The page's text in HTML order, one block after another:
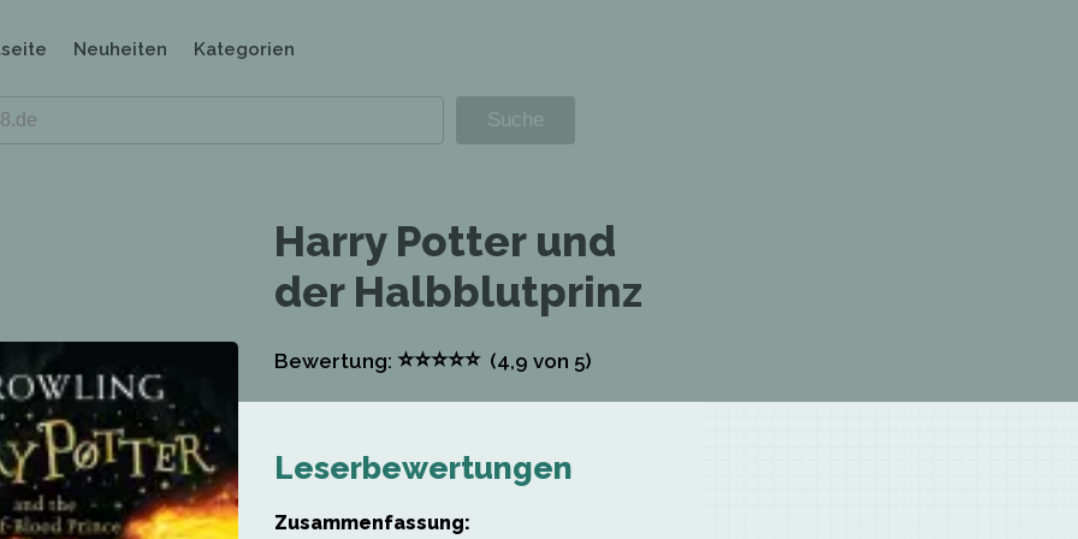
Neuheiten Kategorien
Harry Potter und
der Halbblutprinz
Bewertung: ⭐⭐⭐⭐⭐(4,9 von 5)
Leserbewertungen
Zusammenfassung: